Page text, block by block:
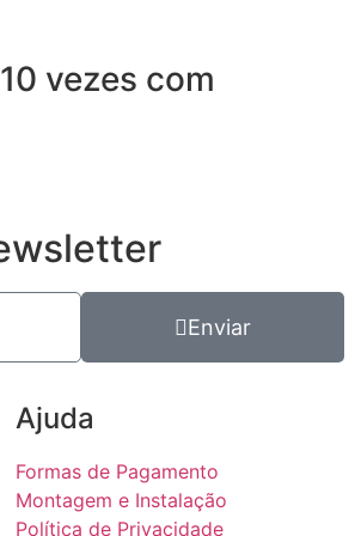
vezes com
Enviar
Ajuda
Formas de Pagamento
Montagem e Instalação
Política de Privacidade